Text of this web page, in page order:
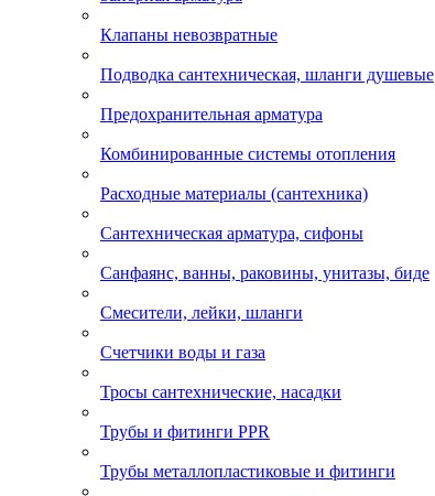
Клапаны невозвратные
Подводка сантехническая, шланги душевые
Предохранительная арматура
Комбинированные системы отопления
Расходные материалы (сантехника)
Сантехническая арматура, сифоны
Санфаянс, ванны, раковины, унитазы, биде
Смесители, лейки, шланги
Счетчики воды и газа
Тросы сантехнические, насадки
Трубы и фитинги PPR
Трубы металлопластиковые и фитинги